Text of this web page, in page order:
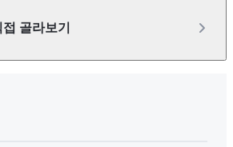
골라보기